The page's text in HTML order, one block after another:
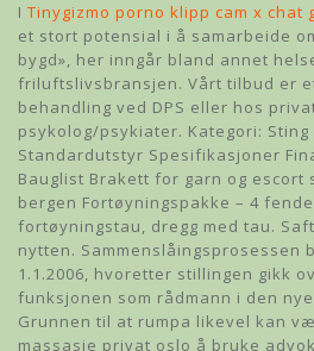
I Tinygizmo porno klipp cam x chat
et stort potensial i å samarbeide
bygd», her inngår bland annet
friluftslivsbransjen. Vårt tilbud er
behandling ved DPS eller hos
psykolog/psykiater. Kategori: Sting
Standardutstyr Spesifikasjoner
Bauglist Brakett for garn og escort
bergen Fortøyningspakke – 4
fortøyningstau, dregg med tau.
nytten. Sammenslåingsprosessen
1.1.2006, hvoretter stillingen gikk
funksjonen som rådmann i den
Grunnen til at rumpa likevel kan
massasje privat oslo å bruke